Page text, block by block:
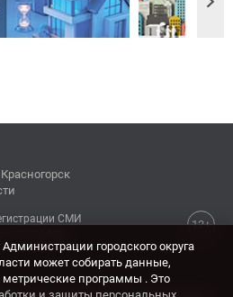
Красногорск
12+
СМИ
городского округа
может собирать данные,
программы . Это